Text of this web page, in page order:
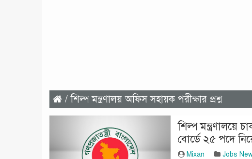
/ শিল্প মন্ত্রণালয় অফিস সহায়ক পরীক্ষার প্রশ্ন
শিল্প মন্ত্রণালয়ে
বোর্ডে ২৫ পদে
Mixan Jobs